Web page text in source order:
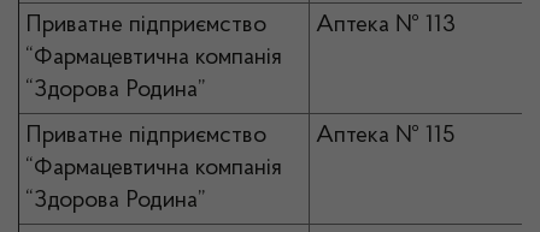
Приватне підприємство
“Фармацевтична компанія
“Здорова Родина”
Аптека № 113
Приватне підприємство
“Фармацевтична компанія
“Здорова Родина”
Аптека № 115